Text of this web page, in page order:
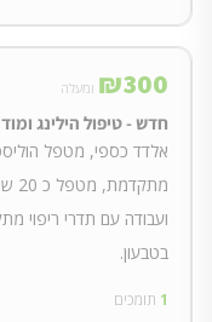
₪300 ומעלה
חדש - טיפול הילינג
אלדד כספי, מטפל
ועבודה עם תדרי ריפוי
בטבעון.
1 תומכים